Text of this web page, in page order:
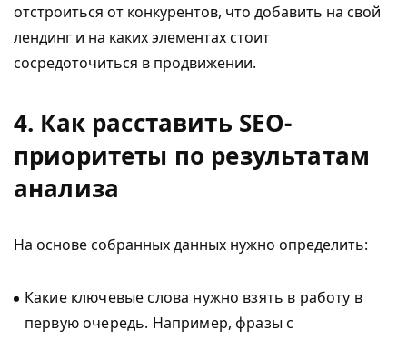
отстроиться от конкурентов, что добавить на свой
лендинг и на каких элементах стоит
сосредоточиться в продвижении.
4. Как расставить SEO-
приоритеты по результатам
анализа
На основе собранных данных нужно определить:
Какие ключевые слова нужно взять в работу в
первую очередь. Например, фразы с